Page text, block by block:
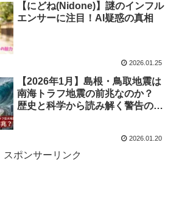
【にどね(Nidone)】謎のインフル
エンサーに注目！AI疑惑の真相
2026.01.25
【2026年1月】島根・鳥取地震は
南海トラフ地震の前兆なのか？
歴史と科学から読み解く警告のシ
2026.01.20
スポンサーリンク